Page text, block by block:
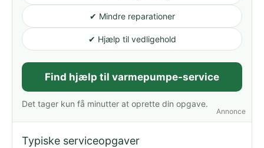
Annonce
✔ Mindre reparationer
✔ Hjælp til vedligehold
Find hjælp til varmepumpe-service
Det tager kun få minutter at oprette din opgave.
Typiske serviceopgaver